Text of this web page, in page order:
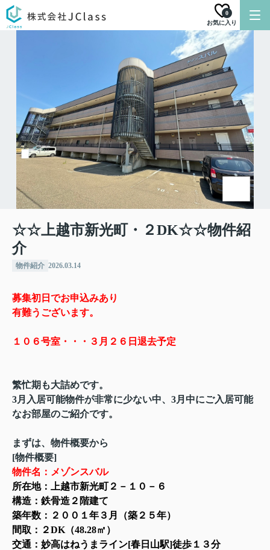
お気に入り
0
☆☆上越市新光町・２DK☆☆物件紹
介
物件紹介 2026.03.14
募集初日でお申込みあり
有難うございます。
１０６号室・・・３月２６日退去予定
繁忙期も大詰めです。
3月入居可能物件が非常に少ない中、3月中にご入居可能
なお部屋のご紹介です。
まずは、物件概要から
[物件概要]
物件名：メゾンスバル
所在地：上越市新光町２－１０－６
構造：鉄骨造２階建て
築年数：２００１年３月（築２５年）
間取：２DK（48.28㎡）
交通 ：妙高はねうまライン[春日山駅]徒歩１３分